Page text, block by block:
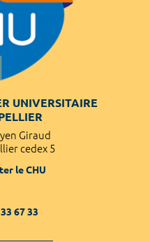
UNIVERSITAIRE
Giraud
cedex 5
le CHU
67 33